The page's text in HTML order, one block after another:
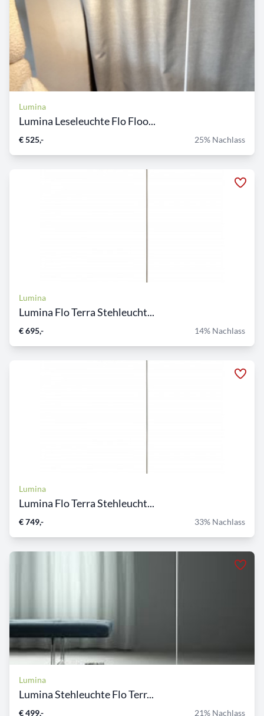
Lumina
Lumina Leseleuchte Flo Floo...
€ 525,- 25% Nachlass
Lumina
Lumina Flo Terra Stehleucht...
€ 695,- 14% Nachlass
Lumina
Lumina Flo Terra Stehleucht...
€ 749,- 33% Nachlass
Lumina
Lumina Stehleuchte Flo Terr...
€ 499,- 21% Nachlass